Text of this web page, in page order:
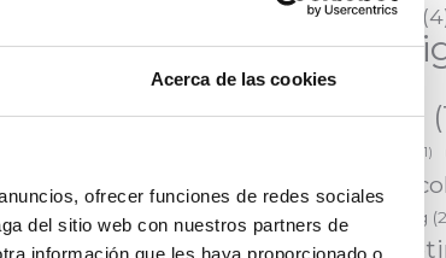
Acerca de las cookies
ofrecer funciones de redes sociales
del sitio web con nuestros partners de
información que les haya proporcionado o
de Mercados
(24)
marketing
(1)
Marketing y
Mystery Shopping